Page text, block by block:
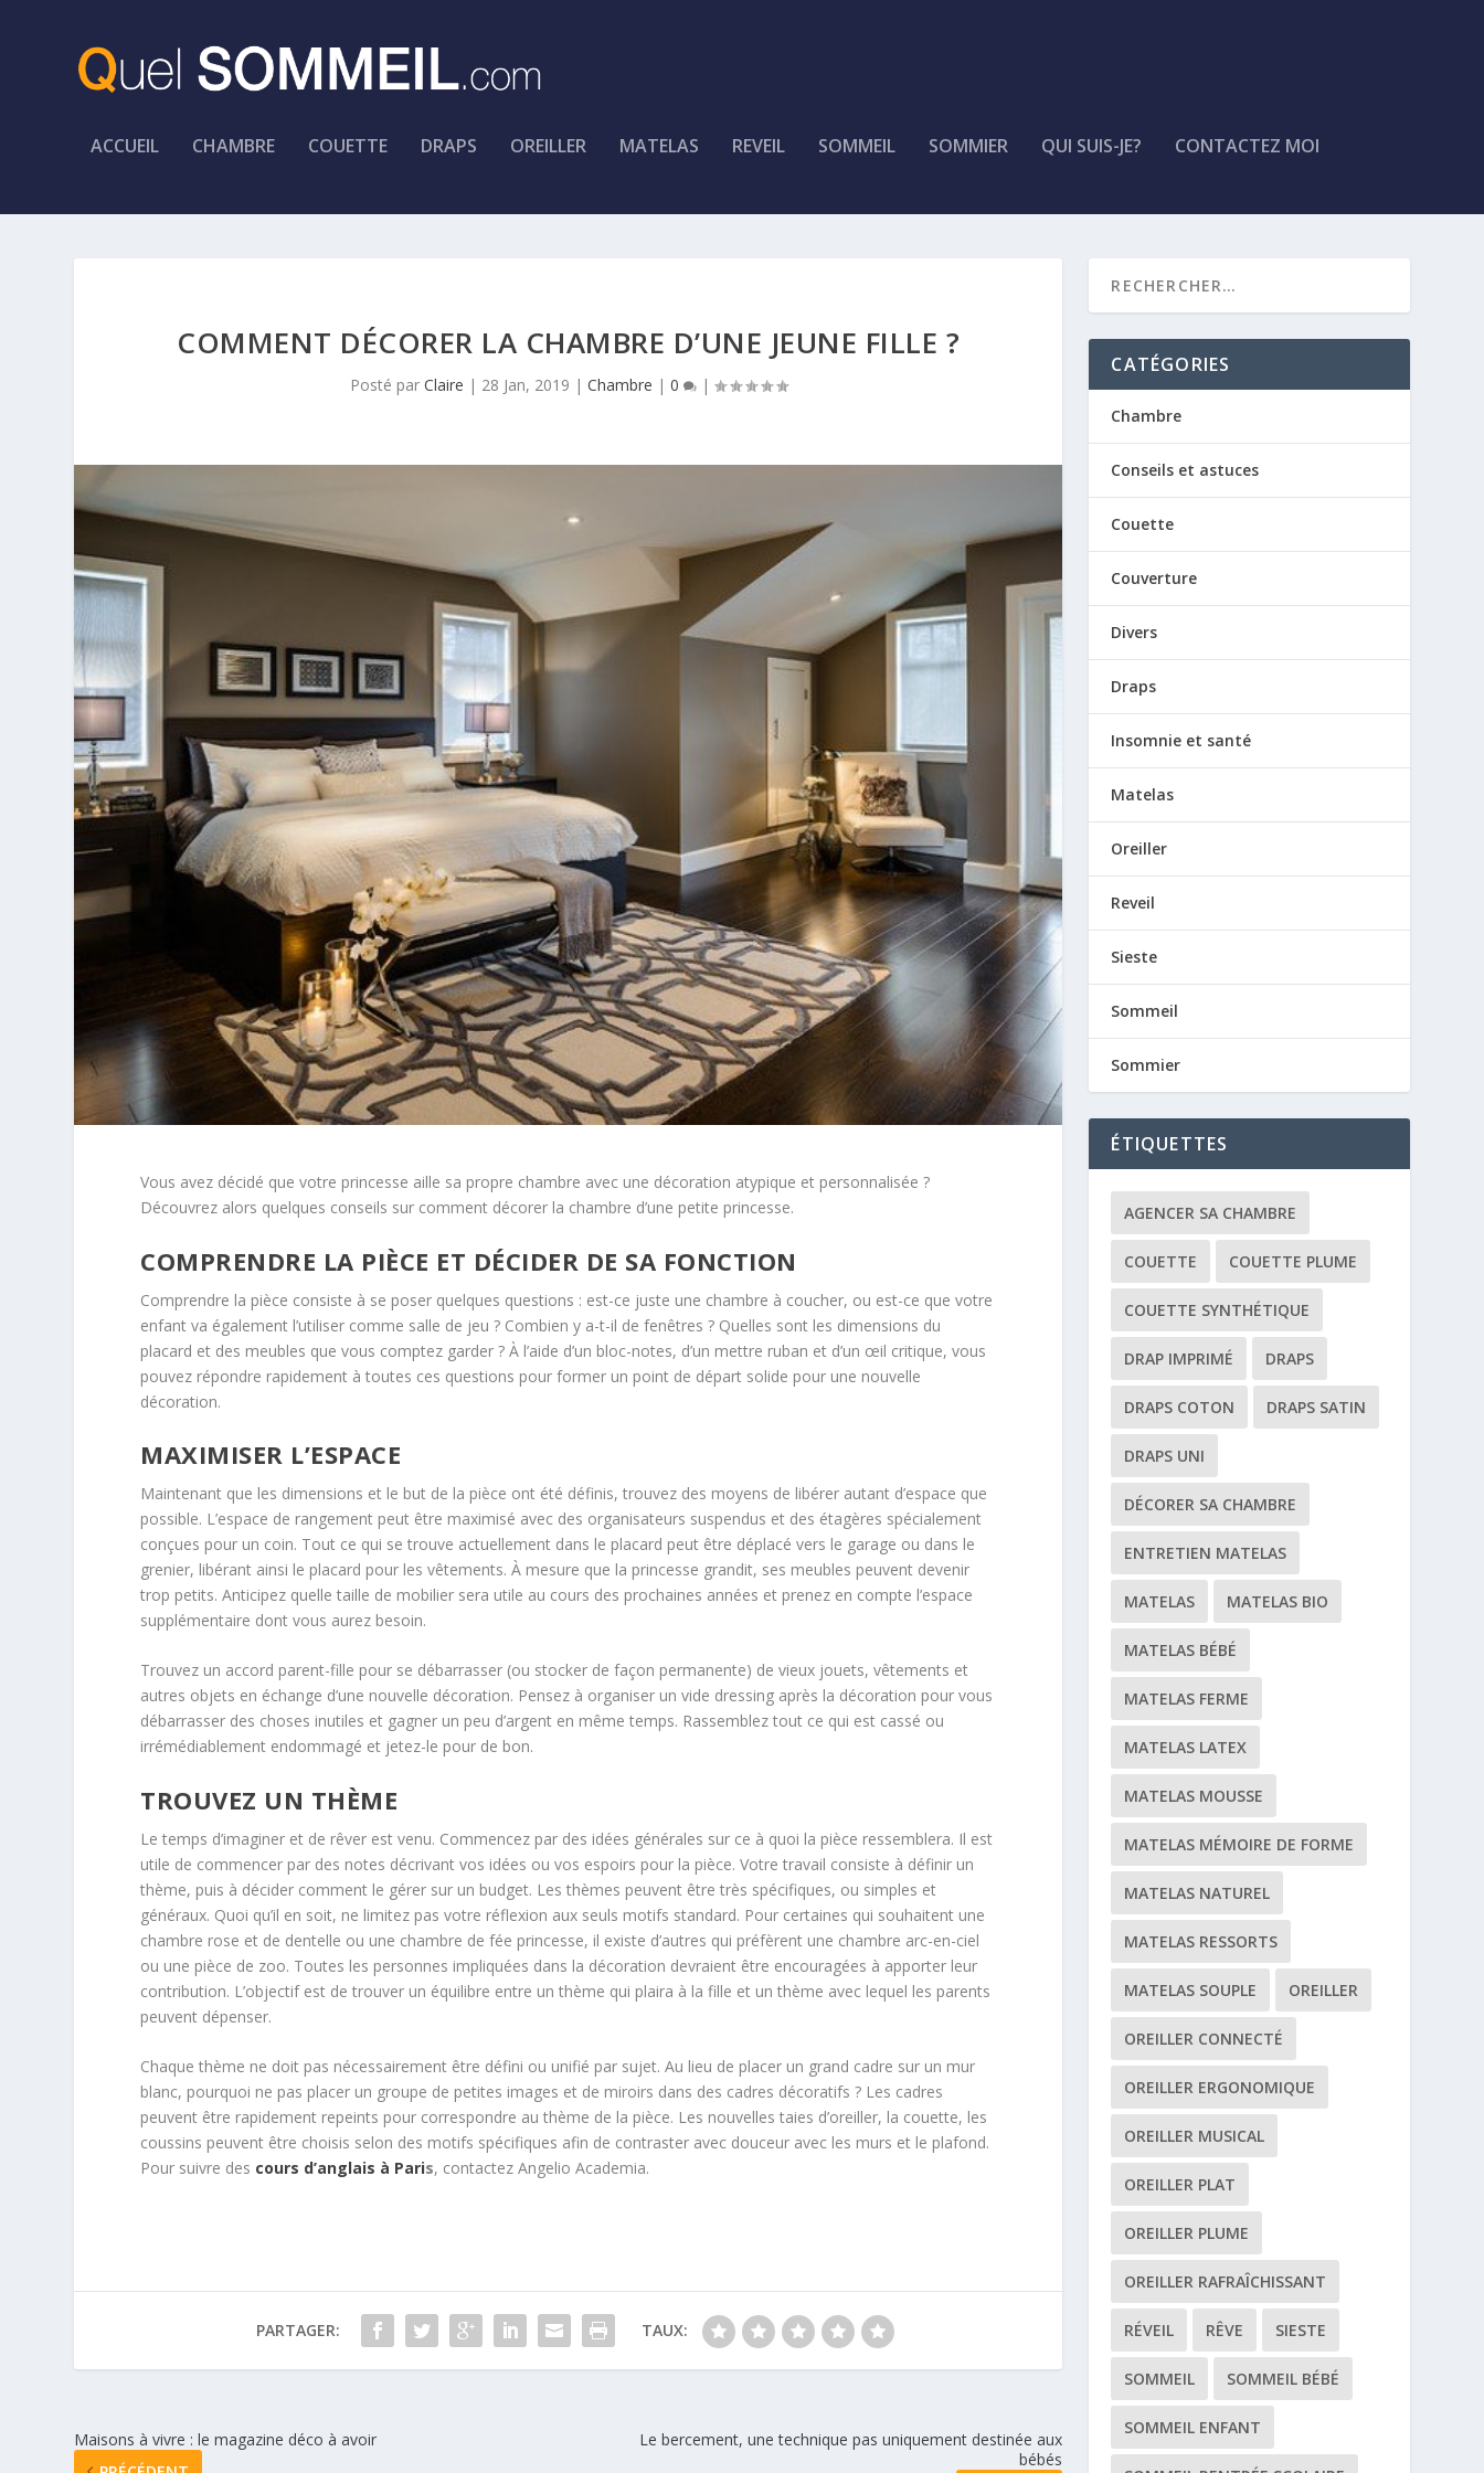
ACCUEIL CHAMBRE COUETTE DRAPS OREILLER MATELAS REVEIL SOMMEIL SOMMIER QUI SUIS-JE? CONTACTEZ MOI
COMMENT DÉCORER LA CHAMBRE D’UNE JEUNE FILLE ?
Posté par Claire | 28 Jan, 2019 | Chambre | 0 |
Vous avez décidé que votre princesse aille sa propre chambre avec une décoration atypique et personnalisée ?
Découvrez alors quelques conseils sur comment décorer la chambre d’une petite princesse.
COMPRENDRE LA PIÈCE ET DÉCIDER DE SA FONCTION
Comprendre la pièce consiste à se poser quelques questions : est-ce juste une chambre à coucher, ou est-ce que votre
enfant va également l’utiliser comme salle de jeu ? Combien y a-t-il de fenêtres ? Quelles sont les dimensions du
placard et des meubles que vous comptez garder ? À l’aide d’un bloc-notes, d’un mettre ruban et d’un œil critique, vous
pouvez répondre rapidement à toutes ces questions pour former un point de départ solide pour une nouvelle
décoration.
MAXIMISER L’ESPACE
Maintenant que les dimensions et le but de la pièce ont été définis, trouvez des moyens de libérer autant d’espace que
possible. L’espace de rangement peut être maximisé avec des organisateurs suspendus et des étagères spécialement
conçues pour un coin. Tout ce qui se trouve actuellement dans le placard peut être déplacé vers le garage ou dans le
grenier, libérant ainsi le placard pour les vêtements. À mesure que la princesse grandit, ses meubles peuvent devenir
trop petits. Anticipez quelle taille de mobilier sera utile au cours des prochaines années et prenez en compte l’espace
supplémentaire dont vous aurez besoin.
Trouvez un accord parent-fille pour se débarrasser (ou stocker de façon permanente) de vieux jouets, vêtements et
autres objets en échange d’une nouvelle décoration. Pensez à organiser un vide dressing après la décoration pour vous
débarrasser des choses inutiles et gagner un peu d’argent en même temps. Rassemblez tout ce qui est cassé ou
irrémédiablement endommagé et jetez-le pour de bon.
TROUVEZ UN THÈME
Le temps d’imaginer et de rêver est venu. Commencez par des idées générales sur ce à quoi la pièce ressemblera. Il est
utile de commencer par des notes décrivant vos idées ou vos espoirs pour la pièce. Votre travail consiste à définir un
thème, puis à décider comment le gérer sur un budget. Les thèmes peuvent être très spécifiques, ou simples et
généraux. Quoi qu’il en soit, ne limitez pas votre réflexion aux seuls motifs standard. Pour certaines qui souhaitent une
chambre rose et de dentelle ou une chambre de fée princesse, il existe d’autres qui préfèrent une chambre arc-en-ciel
ou une pièce de zoo. Toutes les personnes impliquées dans la décoration devraient être encouragées à apporter leur
contribution. L’objectif est de trouver un équilibre entre un thème qui plaira à la fille et un thème avec lequel les parents
peuvent dépenser.
Chaque thème ne doit pas nécessairement être défini ou unifié par sujet. Au lieu de placer un grand cadre sur un mur
blanc, pourquoi ne pas placer un groupe de petites images et de miroirs dans des cadres décoratifs ? Les cadres
peuvent être rapidement repeints pour correspondre au thème de la pièce. Les nouvelles taies d’oreiller, la couette, les
coussins peuvent être choisis selon des motifs spécifiques afin de contraster avec douceur avec les murs et le plafond.
Pour suivre des cours d’anglais à Paris, contactez Angelio Academia.
PARTAGER: TAUX:
Maisons à vivre : le magazine déco à avoir
Le bercement, une technique pas uniquement destinée aux
bébés
CATÉGORIES
Chambre
Conseils et astuces
Couette
Couverture
Divers
Draps
Insomnie et santé
Matelas
Oreiller
Reveil
Sieste
Sommeil
Sommier
ÉTIQUETTES
AGENCER SA CHAMBRE
COUETTE COUETTE PLUME
COUETTE SYNTHÉTIQUE
DRAP IMPRIMÉ DRAPS
DRAPS COTON DRAPS SATIN
DRAPS UNI
DÉCORER SA CHAMBRE
ENTRETIEN MATELAS
MATELAS MATELAS BIO
MATELAS BÉBÉ
MATELAS FERME
MATELAS LATEX
MATELAS MOUSSE
MATELAS MÉMOIRE DE FORME
MATELAS NATUREL
MATELAS RESSORTS
MATELAS SOUPLE OREILLER
OREILLER CONNECTÉ
OREILLER ERGONOMIQUE
OREILLER MUSICAL
OREILLER PLAT
OREILLER PLUME
OREILLER RAFRAÎCHISSANT
RÉVEIL RÊVE SIESTE
SOMMEIL SOMMEIL BÉBÉ
SOMMEIL ENFANT